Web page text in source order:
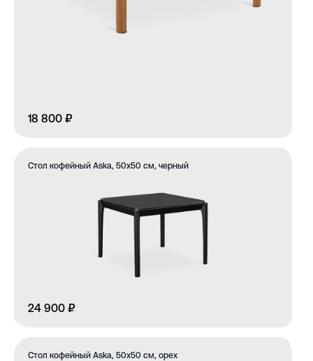
18 800 ₽
Стол кофейный Aska, 50х50 см, черный
24 900 ₽
Стол кофейный Aska, 50х50 см, орех